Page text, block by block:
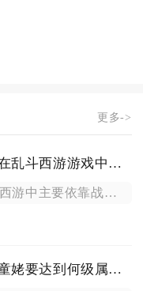
更多->
兽玉是如何在乱斗西游游戏中取得的
兽玉在乱斗西游中主要依靠战宠资源循环转化、日常副本积累、帮派...
大掌门天山童姥要达到何级属性才能追上